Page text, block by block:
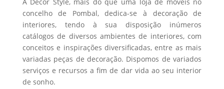
concelho de Pombal, dedica-se à decoração de
interiores, tendo à sua disposição inúmeros
catálogos de diversos ambientes de interiores, com
conceitos e inspirações diversificadas, entre as mais
variadas peças de decoração. Dispomos de variados
serviços e recursos a fim de dar vida ao seu interior
de sonho.